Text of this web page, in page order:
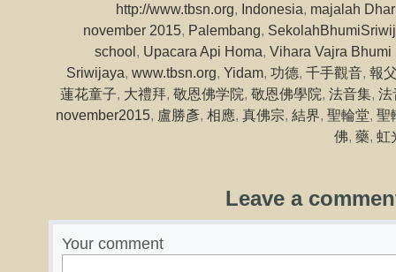
http://www.tbsn.org, Indonesia, majalah
november 2015, Palembang,
school, Upacara Api Homa, Vihara Vajra
Sriwijaya, www.tbsn.org, Yidam, 功德, 千手觀音, 報
蓮花童子, 大禮拜, 敬恩佛学院, 敬恩佛學院, 法音集, 法
november2015, 盧勝彥, 相應, 真佛宗, 結界, 聖輪堂, 聖
佛, 藥, 虹
Leave a
Your comment